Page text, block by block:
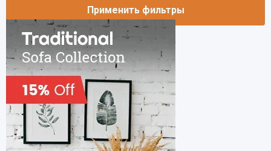
Применить фильтры